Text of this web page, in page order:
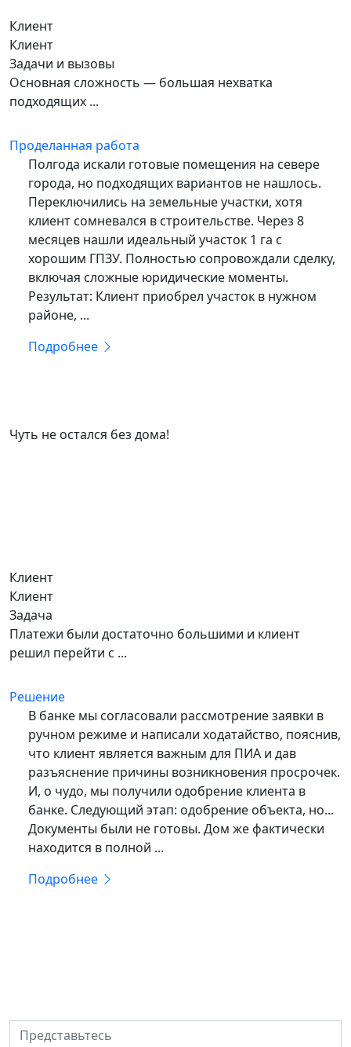
Клиент
Клиент
Задачи и вызовы
Основная сложность — большая нехватка
подходящих ...
Проделанная работа
Полгода искали готовые помещения на севере
города, но подходящих вариантов не нашлось.
Переключились на земельные участки, хотя
клиент сомневался в строительстве. Через 8
месяцев нашли идеальный участок 1 га с
хорошим ГПЗУ. Полностью сопровождали сделку,
включая сложные юридические моменты.
Результат: Клиент приобрел участок в нужном
районе, ...
Подробнее
Чуть не остался без дома!
Клиент
Клиент
Задача
Платежи были достаточно большими и клиент
решил перейти с ...
Решение
В банке мы согласовали рассмотрение заявки в
ручном режиме и написали ходатайство, пояснив,
что клиент является важным для ПИА и дав
разъяснение причины возникновения просрочек.
И, о чудо, мы получили одобрение клиента в
банке. Следующий этап: одобрение объекта, но...
Документы были не готовы. Дом же фактически
находится в полной ...
Подробнее
Представьтесь